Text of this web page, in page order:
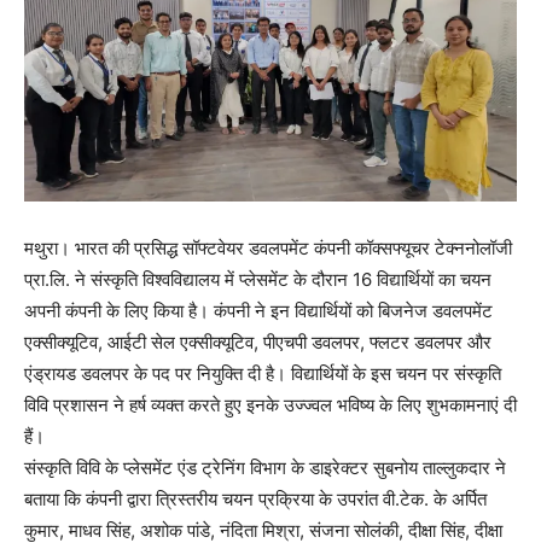
मथुरा। भारत की प्रसिद्ध सॉफ्टवेयर डवलपमेंट कंपनी कॉक्सफ्यूचर टेक्ननोलॉजी
प्रा.लि. ने संस्कृति विश्वविद्यालय में प्लेसमेंट के दौरान 16 विद्यार्थियों का चयन
अपनी कंपनी के लिए किया है। कंपनी ने इन विद्यार्थियों को बिजनेज डवलपमेंट
एक्सीक्यूटिव, आईटी सेल एक्सीक्यूटिव, पीएचपी डवलपर, फ्लटर डवलपर और
एंड्रायड डवलपर के पद पर नियुक्ति दी है। विद्यार्थियों के इस चयन पर संस्कृति
विवि प्रशासन ने हर्ष व्यक्त करते हुए इनके उज्ज्वल भविष्य के लिए शुभकामनाएं दी
हैं।
संस्कृति विवि के प्लेसमेंट एंड ट्रेनिंग विभाग के डाइरेक्टर सुबनोय ताल्लुकदार ने
बताया कि कंपनी द्वारा त्रिस्तरीय चयन प्रक्रिया के उपरांत वी.टेक. के अर्पित
कुमार, माधव सिंह, अशोक पांडे, नंदिता मिश्रा, संजना सोलंकी, दीक्षा सिंह, दीक्षा